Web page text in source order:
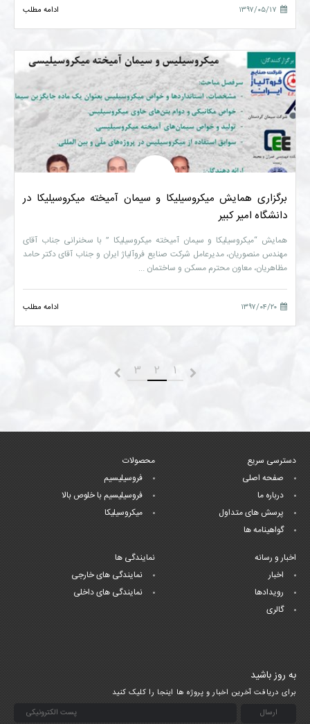
۱۳۹۷/۰۵/۱۷ ادامه مطلب
برگزاری همایش میکروسیلیکا و سیمان آمیخته میکروسیلیکا در
دانشگاه امیر کبیر
همایش “میکروسیلیکا و سیمان آمیخته میکروسیلیکا ” با سخنرانی جناب آقای
مهندس منصوریان، مدیرعامل شرکت صنایع فروآلیاژ ایران و جناب آقای دکتر حامد
مظاهریان، معاون محترم مسکن و ساختمان ...
۱۳۹۷/۰۴/۲۰ ادامه مطلب
1
2
3
دسترسی سریع
صفحه اصلی
درباره ما
پرسش های متداول
گواهینامه ها
محصولات
فروسیلیسیم
فروسیلیسیم با خلوص بالا
میکروسیلیکا
اخبار و رسانه
اخبار
رویدادها
گالری
نمایندگی ها
نمایندگی های خارجی
نمایندگی های داخلی
به روز باشید
برای دریافت آخرین اخبار و پروژه ها اینجا را کلیک کنید